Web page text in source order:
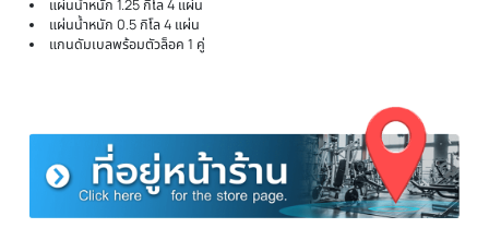
ม้านั่งออกกำลังกาย รุ่น MB3
ม้านั่งรับน้ำหนักได้สูงสุด 150 กิโล
ม้านั่งพับเก็บได้ ใช้เนื้อที่น้อย
มีชุดอุปกรณ์ เล่นขา
มีชุดอุปกรณ์ เล่น fly
มีที่เก็บแผ่นน้ำหนักในตัว